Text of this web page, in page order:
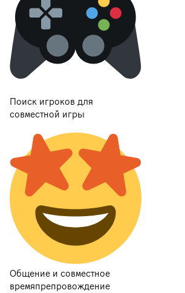
Поиск игроков для
совместной игры
Общение и совместное
времяпрепровождение